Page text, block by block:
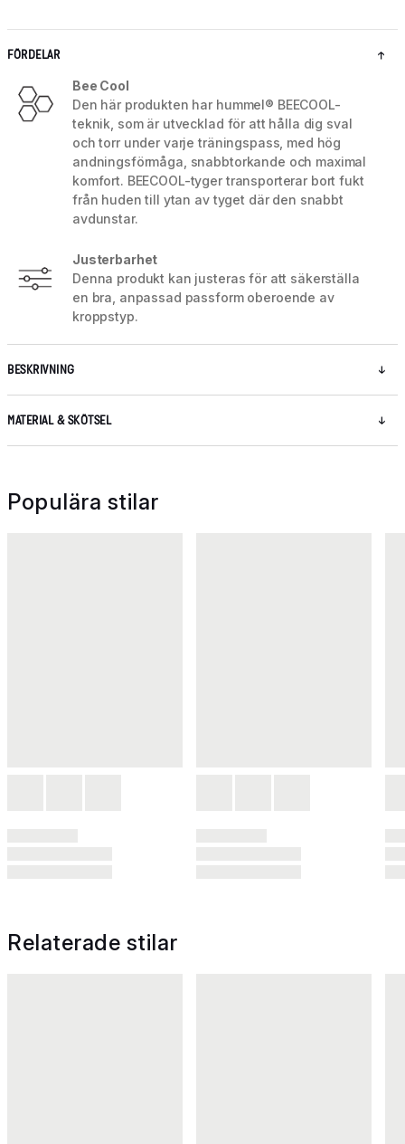
FÖRDELAR
Bee Cool
Den här produkten har hummel® BEECOOL-
teknik, som är utvecklad för att hålla dig sval
och torr under varje träningspass, med hög
andningsförmåga, snabbtorkande och maximal
komfort. BEECOOL-tyger transporterar bort fukt
från huden till ytan av tyget där den snabbt
avdunstar.
Justerbarhet
Denna produkt kan justeras för att säkerställa
en bra, anpassad passform oberoende av
kroppstyp.
BESKRIVNING
MATERIAL & SKÖTSEL
Populära stilar
Relaterade stilar